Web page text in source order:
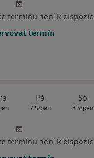
termínu není k dispozici
termín
Pá
7 Srpen
So
8 Srpen
termínu není k dispozici